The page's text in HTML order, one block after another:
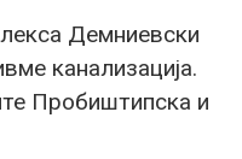
Демниевски
канализација.
Пробиштипска и